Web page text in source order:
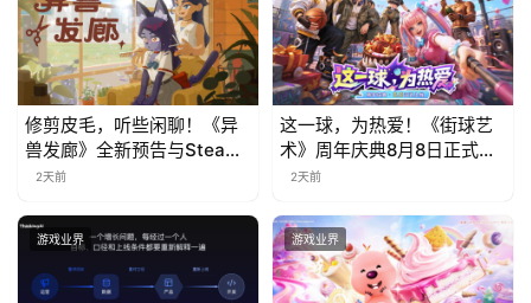
修剪皮毛，听些闲聊！《异
兽发廊》全新预告与Steam
免费试玩公开
2天前
这一球，为热爱！《街球艺
术》周年庆典8月8日正式上
线，多重福利与全新内容同
2天前
游戏业界 游戏业界